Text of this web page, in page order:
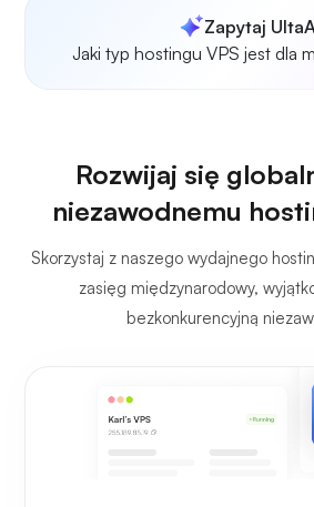
Zapytaj
Jaki typ hostingu VPS jest dla
Rozwijaj się
niezawodnemu
Skorzystaj z naszego wydajnego
zasięg międzynarodowy,
bezkonkurencyjną